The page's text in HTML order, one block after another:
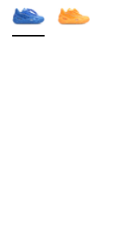
Plus de couleurs